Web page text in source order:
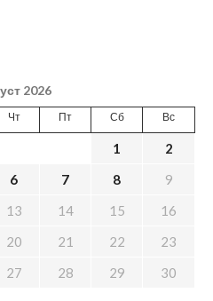
2026
Чт Пт Сб Вс
1
2
6 7 8
9
13 14 15
16
20 21 22
23
27 28 29
30